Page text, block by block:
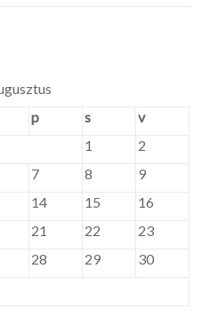
p s
v
1
2
7 8
9
14 15
16
21 22
23
28 29
30